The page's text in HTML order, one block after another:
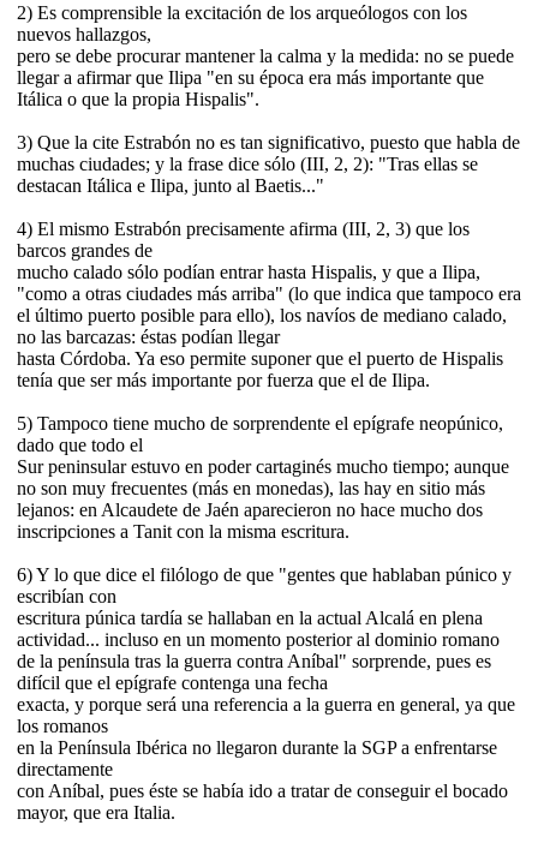
2) Es comprensible la excitación de los arqueólogos con los
nuevos hallazgos,
pero se debe procurar mantener la calma y la medida: no se puede
llegar a afirmar que Ilipa "en su época era más importante que
Itálica o que la propia Hispalis".
3) Que la cite Estrabón no es tan significativo, puesto que habla de
muchas ciudades; y la frase dice sólo (III, 2, 2): "Tras ellas se
destacan Itálica e Ilipa, junto al Baetis..."
4) El mismo Estrabón precisamente afirma (III, 2, 3) que los
barcos grandes de
mucho calado sólo podían entrar hasta Hispalis, y que a Ilipa,
"como a otras ciudades más arriba" (lo que indica que tampoco era
el último puerto posible para ello), los navíos de mediano calado,
no las barcazas: éstas podían llegar
hasta Córdoba. Ya eso permite suponer que el puerto de Hispalis
tenía que ser más importante por fuerza que el de Ilipa.
5) Tampoco tiene mucho de sorprendente el epígrafe neopúnico,
dado que todo el
Sur peninsular estuvo en poder cartaginés mucho tiempo; aunque
no son muy frecuentes (más en monedas), las hay en sitio más
lejanos: en Alcaudete de Jaén aparecieron no hace mucho dos
inscripciones a Tanit con la misma escritura.
6) Y lo que dice el filólogo de que "gentes que hablaban púnico y
escribían con
escritura púnica tardía se hallaban en la actual Alcalá en plena
actividad... incluso en un momento posterior al dominio romano
de la península tras la guerra contra Aníbal" sorprende, pues es
difícil que el epígrafe contenga una fecha
exacta, y porque será una referencia a la guerra en general, ya que
los romanos
en la Península Ibérica no llegaron durante la SGP a enfrentarse
directamente
con Aníbal, pues éste se había ido a tratar de conseguir el bocado
mayor, que era Italia.